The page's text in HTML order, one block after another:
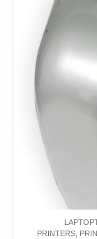
PRINTERS,